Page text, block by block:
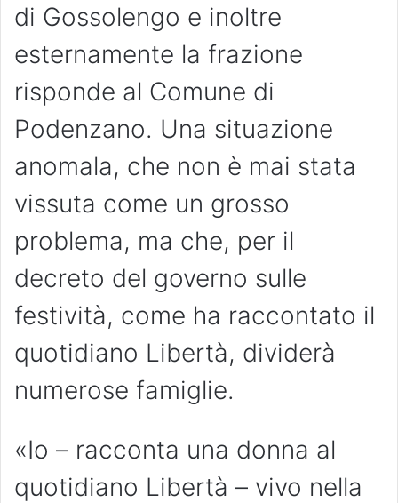
di Gossolengo e inoltre
esternamente la frazione
risponde al Comune di
Podenzano. Una situazione
anomala, che non è mai stata
vissuta come un grosso
problema, ma che, per il
decreto del governo sulle
festività, come ha raccontato il
quotidiano Libertà, dividerà
numerose famiglie.
«Io – racconta una donna al
quotidiano Libertà – vivo nella